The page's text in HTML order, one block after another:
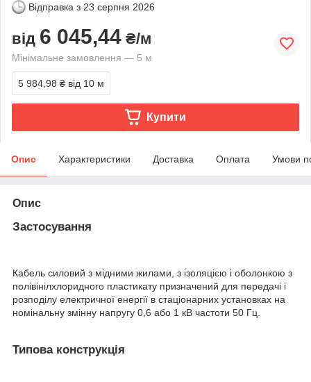
Відправка з 23 серпня 2026
від 6 045,44 ₴/м
Мінімальне замовлення — 5 м
5 984,98 ₴ від 10 м
Купити
Опис Характеристики Доставка Оплата Умови
Опис
Застосування
Кабель силовий з мідними жилами, з ізоляцією і оболонкою з
полівінілхлоридного пластикату призначений для передачі і
розподілу електричної енергії в стаціонарних установках на
номінальну змінну напругу 0,6 або 1 кВ частоти 50 Гц.
Типова конструкція